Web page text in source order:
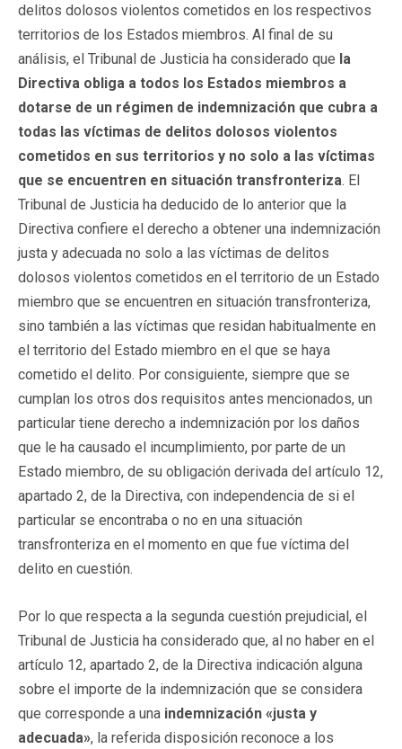
delitos dolosos violentos cometidos en los respectivos
territorios de los Estados miembros. Al final de su
análisis, el Tribunal de Justicia ha considerado que la
Directiva obliga a todos los Estados miembros a
dotarse de un régimen de indemnización que cubra a
todas las víctimas de delitos dolosos violentos
cometidos en sus territorios y no solo a las víctimas
que se encuentren en situación transfronteriza. El
Tribunal de Justicia ha deducido de lo anterior que la
Directiva confiere el derecho a obtener una indemnización
justa y adecuada no solo a las víctimas de delitos
dolosos violentos cometidos en el territorio de un Estado
miembro que se encuentren en situación transfronteriza,
sino también a las víctimas que residan habitualmente en
el territorio del Estado miembro en el que se haya
cometido el delito. Por consiguiente, siempre que se
cumplan los otros dos requisitos antes mencionados, un
particular tiene derecho a indemnización por los daños
que le ha causado el incumplimiento, por parte de un
Estado miembro, de su obligación derivada del artículo 12,
apartado 2, de la Directiva, con independencia de si el
particular se encontraba o no en una situación
transfronteriza en el momento en que fue víctima del
delito en cuestión.
Por lo que respecta a la segunda cuestión prejudicial, el
Tribunal de Justicia ha considerado que, al no haber en el
artículo 12, apartado 2, de la Directiva indicación alguna
sobre el importe de la indemnización que se considera
que corresponde a una indemnización «justa y
adecuada», la referida disposición reconoce a los